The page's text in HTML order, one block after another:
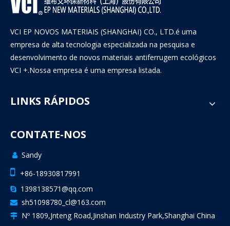
VCI EP NOVOS MATERIAIS (SHANGHAI) CO., LTD.é uma
empresa de alta tecnologia especializada na pesquisa e
desenvolvimento de novos materiais antiferrugem ecológicos
VCI +.Nossa empresa é uma empresa listada.
LINKS RÁPIDOS
CONTATE-NOS
 Sandy
 +86-18930817991
 1398138571@qq.com
 sh51098780_cl@163.com
 Nº 1809,Jnteng Road,Jinshan Industry Park,Shanghai China